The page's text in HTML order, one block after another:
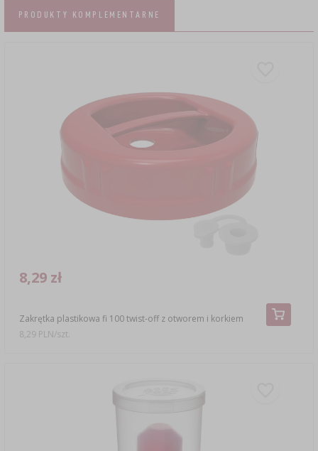
PRODUKTY KOMPLEMENTARNE
Zakrętka plastikowa fi 100 twist-off z otworem i korkiem
8,29 zł
8,29 PLN/szt.